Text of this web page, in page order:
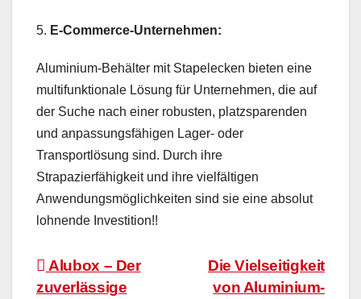
5. E-Commerce-Unternehmen:
Aluminium-Behälter mit Stapelecken bieten eine
multifunktionale Lösung für Unternehmen, die auf
der Suche nach einer robusten, platzsparenden
und anpassungsfähigen Lager- oder
Transportlösung sind. Durch ihre
Strapazierfähigkeit und ihre vielfältigen
Anwendungsmöglichkeiten sind sie eine absolut
lohnende Investition!!
BeitragsnavigationDie Vielseitigkeit
von Aluminium-
Alubox – Der
zuverlässige